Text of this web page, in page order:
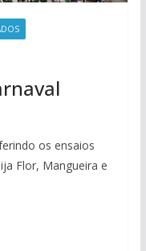
os ensaios
Flor, Mangueira e